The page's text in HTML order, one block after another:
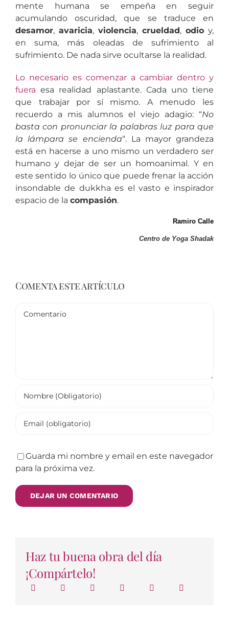
mente humana se empeña en seguir
acumulando oscuridad, que se traduce en
desamor, avaricia,violencia,crueldad,odio y,
en suma, más oleadas de sufrimiento al
sufrimiento. De nada sirve ocultarse la realidad.
Lo necesario es comenzar a cambiar dentro y
fuera esa realidad aplastante. Cada uno tiene
que trabajar por sí mismo. A menudo les
recuerdo a mis alumnos el viejo adagio: “No
basta con pronunciar la palabras luz para que
la lámpara se encienda“. La mayor grandeza
está en hacerse a uno mismo un verdadero ser
humano y dejar de ser un homoanimal. Y en
este sentido lo único que puede frenar la acción
insondable de dukkha es el vasto e inspirador
espacio de la compasión.
Ramiro Calle
Centro de Yoga Shadak
Comenta este artículo
Guarda mi nombre y email en este navegador
para la próxima vez.
Haz tu buena obra del día
¡Compártelo!